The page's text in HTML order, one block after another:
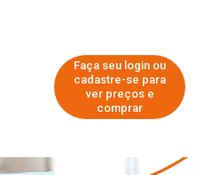
Faça seu login ou
cadastre-se para
ver preços e
comprar